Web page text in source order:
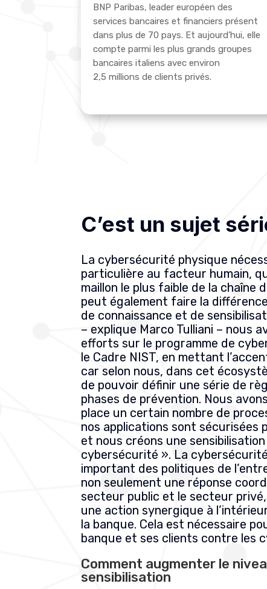
BNP Paribas, leader européen des
services bancaires et financiers présent
dans plus de 70 pays. Et aujourd’hui, elle
compte parmi les plus grands groupes
bancaires italiens avec environ
2,5 millions de clients privés.
C’est un sujet
La cybersécurité physique
particulière au facteur humain,
maillon le plus faible de la chaîne
peut également faire la
de connaissance et de
– explique Marco Tulliani – nous
efforts sur le programme de
le Cadre NIST, en mettant
car selon nous, dans cet
de pouvoir définir une série de
phases de prévention. Nous
place un certain nombre de
nos applications sont sécurisées
et nous créons une sensibilisation
cybersécurité ». La
important des politiques de
non seulement une réponse
secteur public et le secteur
une action synergique à
la banque. Cela est nécessaire
banque et ses clients contre les
Comment augmenter le
sensibilisation